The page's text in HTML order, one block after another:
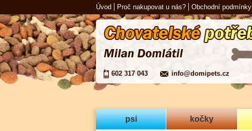
Úvod Proč nakupovat u nás? Obchodní podmínky
602 317 043 info@domipets.cz
psi kočky